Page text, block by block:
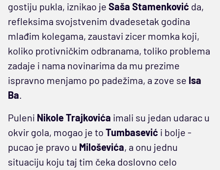
gostiju pukla, iznikao je Saša Stamenković da,
refleksima svojstvenim dvadesetak godina
mlađim kolegama, zaustavi zicer momka koji,
koliko protivničkim odbranama, toliko problema
zadaje i nama novinarima da mu prezime
ispravno menjamo po padežima, a zove se Isa
Ba.
Puleni Nikole Trajkovića imali su jedan udarac u
okvir gola, mogao je to Tumbasević i bolje -
pucao je pravo u Miloševića, a onu jednu
situaciju koju taj tim čeka doslovno celo